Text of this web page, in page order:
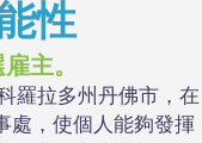
性
主。
羅拉多州丹佛市，在
處，使個人能夠發揮